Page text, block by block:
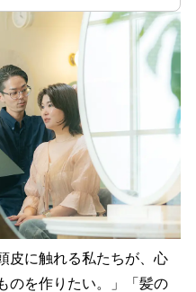
皮に触れる私たちが、心
のを作りたい。」「髪の